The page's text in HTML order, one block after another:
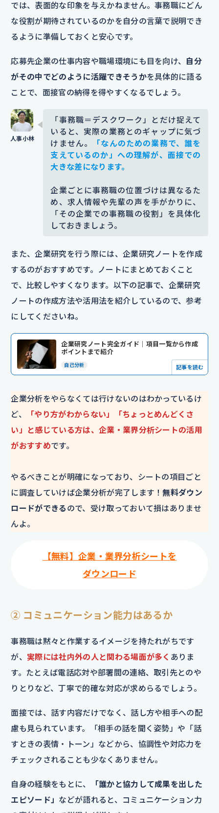
では、表面的な印象を与えかねません。事務職にどん
な役割が期待されているのかを自分の言葉で説明でき
るように準備しておくと安心です。
応募先企業の仕事内容や職場環境にも目を向け、 自分
がその中でどのように活躍できそうかを具体的に語る
ことで、面接官の納得を得やすくなるでしょう。
「事務職＝デスクワーク」とだけ捉えて
いると、実際の業務とのギャップに気づ
けません。
「なんのための業務で、誰を
支えているのか」への理解が、面接での
大きな差になります。
企業ごとに事務職の位置づけは異なるた
め、求人情報や先輩の声を手がかりに、
「その企業での事務職の役割」を具体化
しておきましょう。
また、企業研究を行う際には、企業研究ノートを作成
するのがおすすめです。ノートにまとめておくこと
で、比較しやすくなります。以下の記事で、企業研究
ノートの作成方法や活用法を紹介しているので、参考
にしてくださいね。
企業研究ノート完全ガイド｜項目一覧から作成
ポイントまで紹介
自己分析 記事を読む
企業分析をやらなくては行けないのはわかっているけ
ど、
「やり方がわからない」「ちょっとめんどくさ
い」と感じている方は、企業・業界分析シートの活用
がおすすめです。
やるべきことが明確になっており、シートの項目ごと
に調査していけば企業分析が完了します！無料ダウン
ロードができる ので、受け取っておいて損はありませ
んよ。
【無料】企業・業界分析シートを
ダウンロード
② コミュニケーション能力はあるか
事務職は黙々と作業するイメージを持たれがちです
が、 実際には社内外の人と関わる場面が多く ありま
す。たとえば電話応対や部署間の連絡、取引先とのや
りとりなど、丁寧で的確な対応が求めらるでしょう。
面接では、話す内容だけでなく、話し方や相手への配
慮も見られています。「相手の話を聞く姿勢」や「話
すときの表情・トーン」などから、協調性や対応力を
チェックされることも少なくありません。
自身の経験をもとに、
「誰かと協力して成果を出した
エピソード」 などが語れると、コミュニケーション力